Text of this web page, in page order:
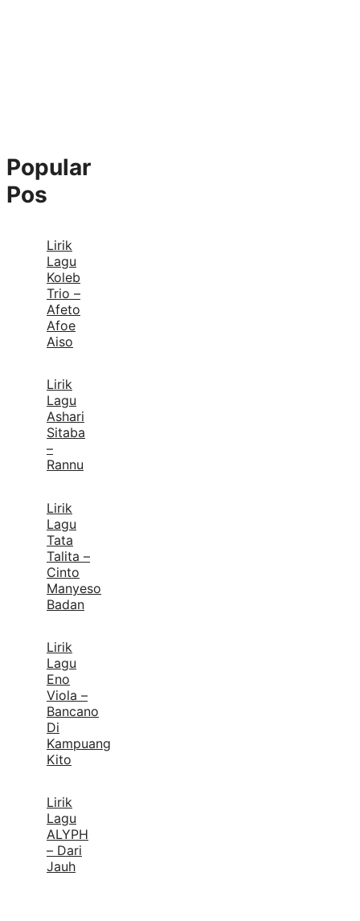
Popular
Pos
Lirik
Lagu
Koleb
Trio –
Afeto
Afoe
Aiso
Lirik
Lagu
Ashari
Sitaba
–
Rannu
Lirik
Lagu
Tata
Talita –
Cinto
Manyeso
Badan
Lirik
Lagu
Eno
Viola –
Bancano
Di
Kampuang
Kito
Lirik
Lagu
ALYPH
– Dari
Jauh